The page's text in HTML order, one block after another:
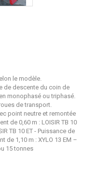
le modèle.
de descente du coin de
monophasé ou triphasé.
de transport.
point neutre et remontée
de 0,60 m : LOISIR TB 10
TB 10 ET - Puissance de
de 1,10 m : XYLO 13 EM –
15 tonnes